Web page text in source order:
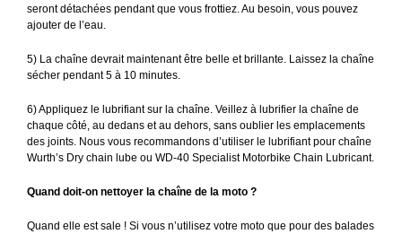
seront détachées pendant que vous frottiez. Au besoin, vous pouvez
ajouter de l’eau.
5) La chaîne devrait maintenant être belle et brillante. Laissez la chaîne
sécher pendant 5 à 10 minutes.
6) Appliquez le lubrifiant sur la chaîne. Veillez à lubrifier la chaîne de
chaque côté, au dedans et au dehors, sans oublier les emplacements
des joints. Nous vous recommandons d’utiliser le lubrifiant pour chaîne
Wurth’s Dry chain lube ou WD-40 Specialist Motorbike Chain Lubricant.
Quand doit-on nettoyer la chaîne de la moto ?
Quand elle est sale ! Si vous n’utilisez votre moto que pour des balades